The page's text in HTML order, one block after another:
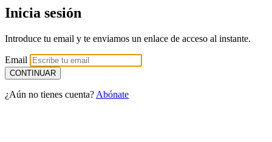
Inicia sesión
Introduce tu email y te enviamos un enlace de acceso al instante.
Email
¿Aún no tienes cuenta? Abónate